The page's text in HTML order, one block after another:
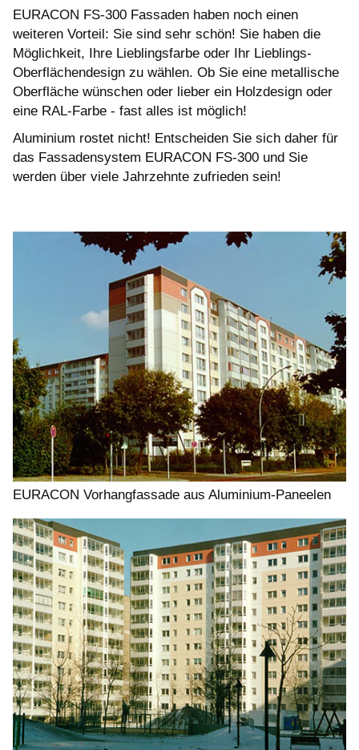
EURACON FS-300 Fassaden haben noch einen
weiteren Vorteil: Sie sind sehr schön! Sie haben die
Möglichkeit, Ihre Lieblingsfarbe oder Ihr Lieblings-
Oberflächendesign zu wählen. Ob Sie eine metallische
Oberfläche wünschen oder lieber ein Holzdesign oder
eine RAL-Farbe - fast alles ist möglich!
Aluminium rostet nicht! Entscheiden Sie sich daher für
das Fassadensystem EURACON FS-300 und Sie
werden über viele Jahrzehnte zufrieden sein!
EURACON Vorhangfassade aus Aluminium-Paneelen